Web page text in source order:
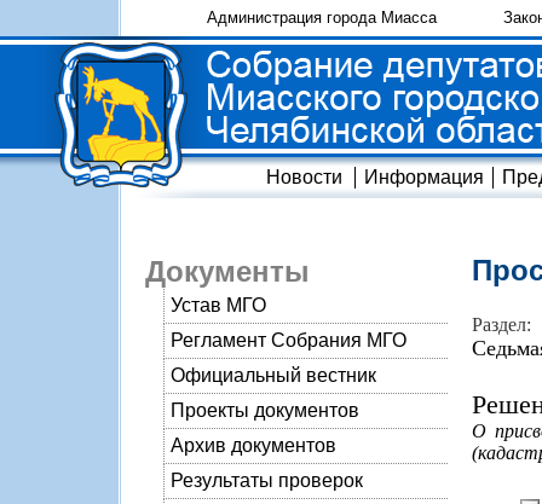
Администрация города Миасса
Новости Информация
Документы
Устав МГО
Регламент Собрания МГО
Официальный вестник
Проекты документов
Архив документов
Результаты проверок
Раздел:
О